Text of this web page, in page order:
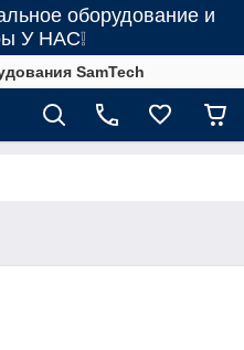
оборудование и
У НАС❕
SamTech